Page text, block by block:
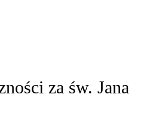
za św. Jana